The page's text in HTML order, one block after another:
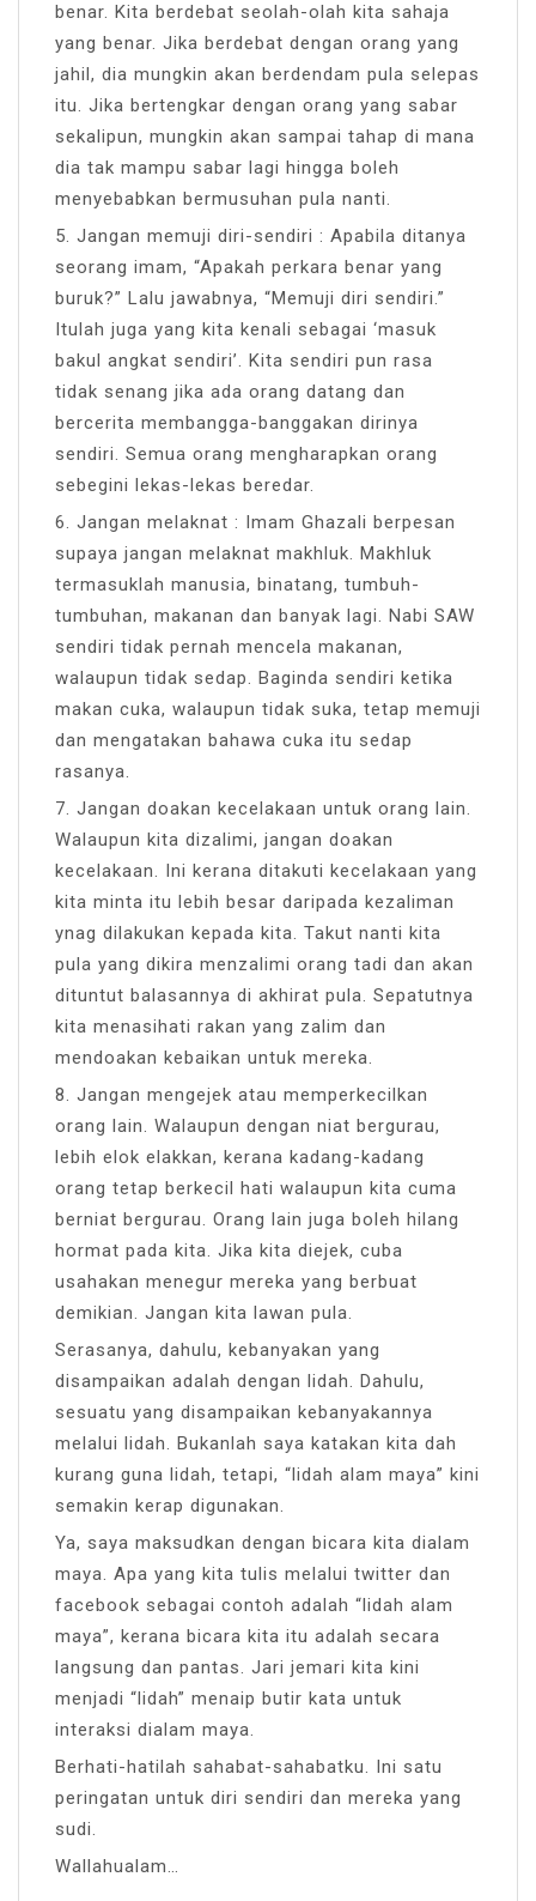
benar. Kita berdebat seolah-olah kita sahaja
yang benar. Jika berdebat dengan orang yang
jahil, dia mungkin akan berdendam pula selepas
itu. Jika bertengkar dengan orang yang sabar
sekalipun, mungkin akan sampai tahap di mana
dia tak mampu sabar lagi hingga boleh
menyebabkan bermusuhan pula nanti.
5. Jangan memuji diri-sendiri : Apabila ditanya
seorang imam, “Apakah perkara benar yang
buruk?” Lalu jawabnya, “Memuji diri sendiri.”
Itulah juga yang kita kenali sebagai ‘masuk
bakul angkat sendiri’. Kita sendiri pun rasa
tidak senang jika ada orang datang dan
bercerita membangga-banggakan dirinya
sendiri. Semua orang mengharapkan orang
sebegini lekas-lekas beredar.
6. Jangan melaknat : Imam Ghazali berpesan
supaya jangan melaknat makhluk. Makhluk
termasuklah manusia, binatang, tumbuh-
tumbuhan, makanan dan banyak lagi. Nabi SAW
sendiri tidak pernah mencela makanan,
walaupun tidak sedap. Baginda sendiri ketika
makan cuka, walaupun tidak suka, tetap memuji
dan mengatakan bahawa cuka itu sedap
rasanya.
7. Jangan doakan kecelakaan untuk orang lain.
Walaupun kita dizalimi, jangan doakan
kecelakaan. Ini kerana ditakuti kecelakaan yang
kita minta itu lebih besar daripada kezaliman
ynag dilakukan kepada kita. Takut nanti kita
pula yang dikira menzalimi orang tadi dan akan
dituntut balasannya di akhirat pula. Sepatutnya
kita menasihati rakan yang zalim dan
mendoakan kebaikan untuk mereka.
8. Jangan mengejek atau memperkecilkan
orang lain. Walaupun dengan niat bergurau,
lebih elok elakkan, kerana kadang-kadang
orang tetap berkecil hati walaupun kita cuma
berniat bergurau. Orang lain juga boleh hilang
hormat pada kita. Jika kita diejek, cuba
usahakan menegur mereka yang berbuat
demikian. Jangan kita lawan pula.
Serasanya, dahulu, kebanyakan yang
disampaikan adalah dengan lidah. Dahulu,
sesuatu yang disampaikan kebanyakannya
melalui lidah. Bukanlah saya katakan kita dah
kurang guna lidah, tetapi, “lidah alam maya” kini
semakin kerap digunakan.
Ya, saya maksudkan dengan bicara kita dialam
maya. Apa yang kita tulis melalui twitter dan
facebook sebagai contoh adalah “lidah alam
maya”, kerana bicara kita itu adalah secara
langsung dan pantas. Jari jemari kita kini
menjadi “lidah” menaip butir kata untuk
interaksi dialam maya.
Berhati-hatilah sahabat-sahabatku. Ini satu
peringatan untuk diri sendiri dan mereka yang
sudi.
Wallahualam…